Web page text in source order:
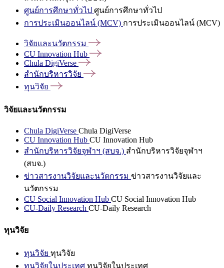
ศูนย์การศึกษาทั่วไป ศูนย์การศึกษาทั่วไป
การประเมินออนไลน์ (MCV) การประเมินออนไลน์ (MCV)
วิจัยและนวัตกรรม
CU Innovation Hub
Chula DigiVerse
สำนักบริหารวิจัย
ทุนวิจัย
วิจัยและนวัตกรรม
Chula DigiVerse Chula DigiVerse
CU Innovation Hub CU Innovation Hub
สำนักบริหารวิจัยจุฬาฯ (สบจ.) สำนักบริหารวิจัยจุฬาฯ
(สบจ.)
ข่าวสารงานวิจัยและนวัตกรรม ข่าวสารงานวิจัยและ
นวัตกรรม
CU Social Innovation Hub CU Social Innovation Hub
CU-Daily Research CU-Daily Research
ทุนวิจัย
ทุนวิจัย ทุนวิจัย
ทุนวิจัยในประเทศ ทุนวิจัยในประเทศ